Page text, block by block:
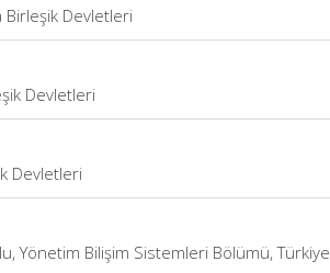
Birleşik Devletleri
Devletleri
Devletleri
Yönetim Bilişim Sistemleri Bölümü, Türkiye